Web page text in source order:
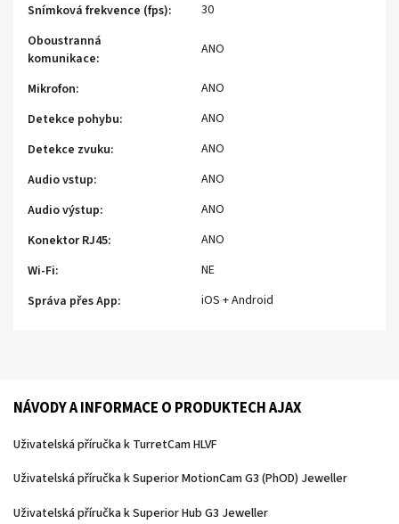
Snímková frekvence (fps):
30
Oboustranná
komunikace:
ANO
Mikrofon:
ANO
Detekce pohybu:
ANO
Detekce zvuku:
ANO
Audio vstup:
ANO
Audio výstup:
ANO
Konektor RJ45:
ANO
Wi-Fi:
NE
Správa přes App: iOS + Android
NÁVODY A INFORMACE O PRODUKTECH AJAX
Uživatelská příručka k TurretCam HLVF
Uživatelská příručka k Superior MotionCam G3 (PhOD) Jeweller
Uživatelská příručka k Superior Hub G3 Jeweller